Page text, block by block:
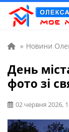
» Новини
День
фото зі
02 червня 2026,